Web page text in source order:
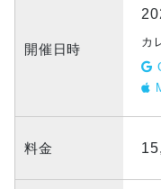
開催日時
カ
料金